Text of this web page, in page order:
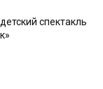
спектакль